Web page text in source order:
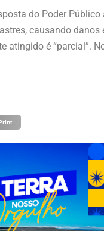
do Poder
causando
é “parcial”.